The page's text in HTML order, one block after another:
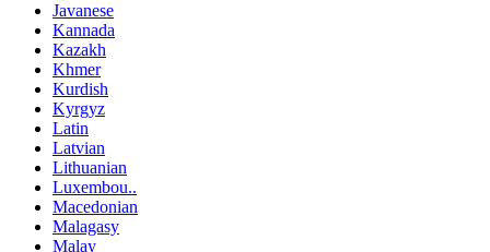
Javanese
Kannada
Kazakh
Khmer
Kurdish
Kyrgyz
Latin
Latvian
Lithuanian
Luxembou..
Macedonian
Malagasy
Malay